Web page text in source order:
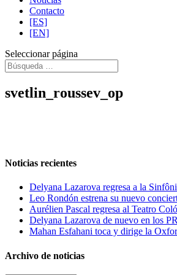
Contacto
[ES]
[EN]
Seleccionar página
svetlin_roussev_op
Noticias recientes
Delyana Lazarova regresa a la
Leo Rondón estrena su nuevo
Aurélien Pascal regresa al Teatro
Delyana Lazarova de nuevo en los
Mahan Esfahani toca y dirige la
Archivo de noticias